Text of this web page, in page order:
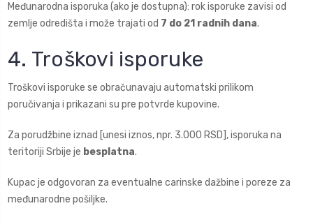
Međunarodna isporuka (ako je dostupna): rok isporuke zavisi od
zemlje odredišta i može trajati od 7 do 21 radnih dana.
4. Troškovi isporuke
Troškovi isporuke se obračunavaju automatski prilikom
poručivanja i prikazani su pre potvrde kupovine.
Za porudžbine iznad [unesi iznos, npr. 3.000 RSD], isporuka na
teritoriji Srbije je besplatna.
Kupac je odgovoran za eventualne carinske dažbine i poreze za
međunarodne pošiljke.